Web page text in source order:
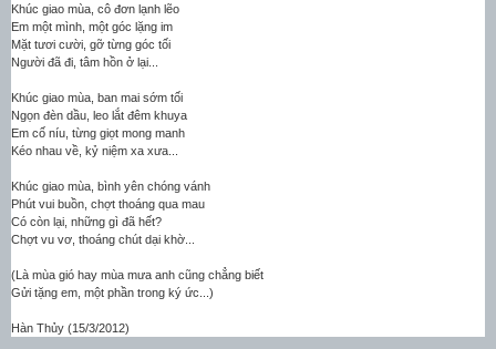
Khúc giao mùa, cô đơn lạnh lẽo
Em một mình, một góc lặng im
Mặt tươi cười, gỡ từng góc tối
Người đã đi, tâm hồn ở lại...
Khúc giao mùa, ban mai sớm tối
Ngọn đèn dầu, leo lắt đêm khuya
Em cố níu, từng giọt mong manh
Kéo nhau về, kỷ niệm xa xưa...
Khúc giao mùa, bình yên chóng vánh
Phút vui buồn, chợt thoáng qua mau
Có còn lại, những gì đã hết?
Chợt vu vơ, thoáng chút dại khờ...
(Là mùa gió hay mùa mưa anh cũng chẳng biết
Gửi tặng em, một phần trong ký ức...)
Hàn Thủy (15/3/2012)